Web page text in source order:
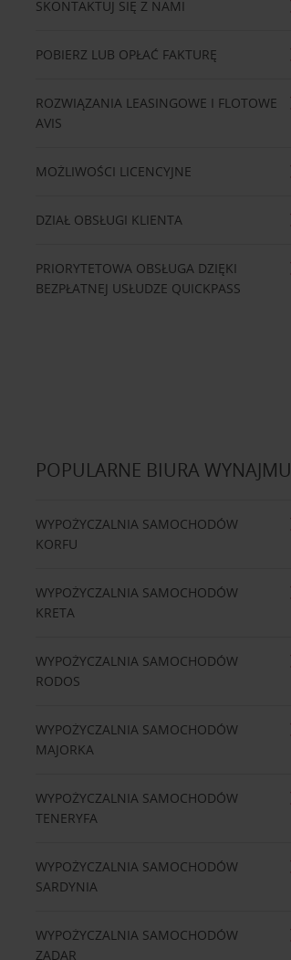
SKONTAKTUJ SIĘ Z NAMI
POBIERZ LUB OPŁAĆ FAKTURĘ
ROZWIĄZANIA LEASINGOWE I FLOTOWE
AVIS
MOŻLIWOŚCI LICENCYJNE
DZIAŁ OBSŁUGI KLIENTA
PRIORYTETOWA OBSŁUGA DZIĘKI
BEZPŁATNEJ USŁUDZE QUICKPASS
POPULARNE BIURA WYNAJMU
WYPOŻYCZALNIA SAMOCHODÓW
KORFU
WYPOŻYCZALNIA SAMOCHODÓW
KRETA
WYPOŻYCZALNIA SAMOCHODÓW
RODOS
WYPOŻYCZALNIA SAMOCHODÓW
MAJORKA
WYPOŻYCZALNIA SAMOCHODÓW
TENERYFA
WYPOŻYCZALNIA SAMOCHODÓW
SARDYNIA
WYPOŻYCZALNIA SAMOCHODÓW
ZADAR